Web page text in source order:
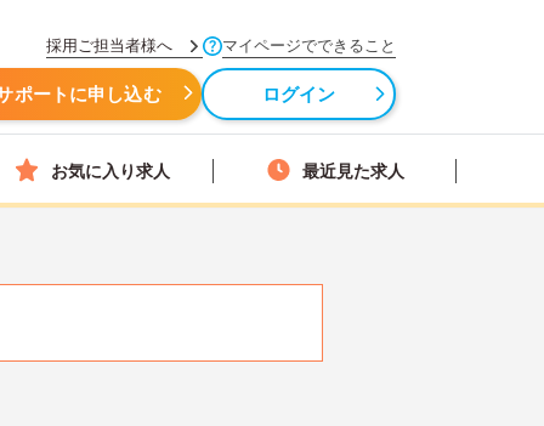
採用ご担当者様へ マイページでできること
ポートに申し込む ログイン
お気に入り求人 最近見た求人